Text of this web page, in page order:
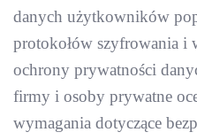
danych użytkowników
protokołów szyfrowania i
ochrony prywatności
firmy i osoby prywatne
wymagania dotyczące